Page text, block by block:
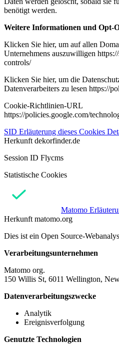
benötigt werden.
Weitere Informationen und Opt-
Klicken Sie hier, um auf allen
Unternehmens auszuwilligen
controls/
Klicken Sie hier, um die
Datenverarbeiters zu lesen https://
Cookie-Richtlinien-URL
https://policies.google.com/
SID Erläuterung dieses Cookies
Herkunft dekorfinder.de
Session ID Flycms
Statistische Cookies
Matomo
Herkunft matomo.org
Dies ist ein Open Source-
Verarbeitungsunternehmen
Matomo org.
150 Willis St, 6011 Wellington,
Datenverarbeitungszwecke
Analytik
Ereignisverfolgung
Genutzte Technologien